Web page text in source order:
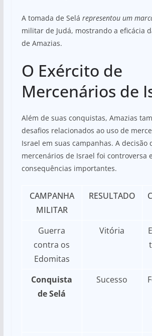
A tomada de Selá representou um
militar de Judá, mostrando a eficácia
de Amazias.
O Exército de
Mercenários de
Além de suas conquistas, Amazias
desafios relacionados ao uso de
Israel em suas campanhas. A decisão
mercenários de Israel foi controversa
consequências importantes.
CAMPANHA
MILITAR
RESULTADO
Guerra
contra os
Edomitas
Vitória
Conquista
de Selá
Sucesso